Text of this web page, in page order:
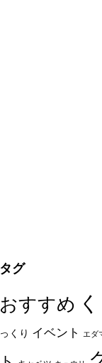
タグ
おすすめ
っくり イベント エダ